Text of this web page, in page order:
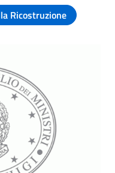
Ricostruzione